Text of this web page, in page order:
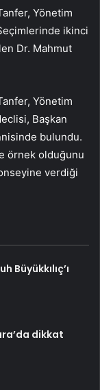
Yönetim
ikinci
Dr. Mahmut
Yönetim
Başkan
bulundu.
örnek olduğunu
verdiği
Büyükkılıç’ı
dikkat